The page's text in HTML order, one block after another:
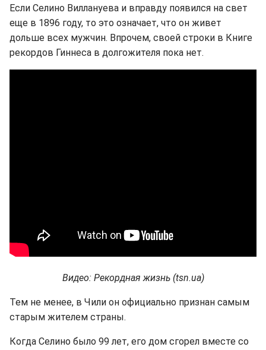
Если Селино Виллануева и вправду появился на свет
еще в 1896 году, то это означает, что он живет
дольше всех мужчин. Впрочем, своей строки в Книге
рекордов Гиннеса в долгожителя пока нет.
Видео: Рекордная жизнь (tsn.ua)
Тем не менее, в Чили он официально признан самым
старым жителем страны.
Когда Селино было 99 лет, его дом сгорел вместе со